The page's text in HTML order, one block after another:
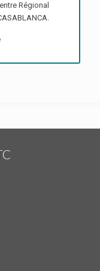
Régional